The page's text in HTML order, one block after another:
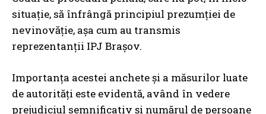
situație, să înfrângă principiul prezumției de
nevinovăție, așa cum au transmis
reprezentanții IPJ Brașov.
Importanța acestei anchete și a măsurilor luate
de autorități este evidentă, având în vedere
prejudiciul semnificativ și numărul de persoane